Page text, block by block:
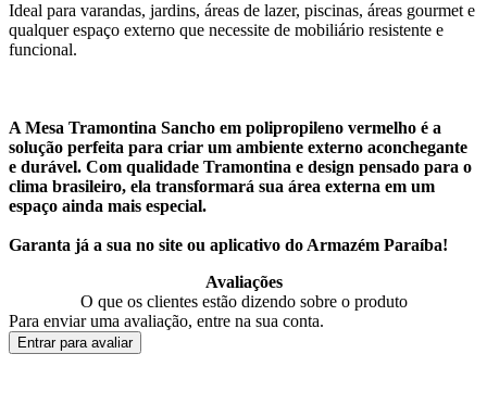
Ideal para varandas, jardins, áreas de lazer, piscinas, áreas gourmet e
qualquer espaço externo que necessite de mobiliário resistente e
funcional.
A Mesa Tramontina Sancho em polipropileno vermelho é a
solução perfeita para criar um ambiente externo aconchegante
e durável. Com qualidade Tramontina e design pensado para o
clima brasileiro, ela transformará sua área externa em um
espaço ainda mais especial.
Garanta já a sua no site ou aplicativo do Armazém Paraíba!
Avaliações
O que os clientes estão dizendo sobre o produto
Para enviar uma avaliação, entre na sua conta.
Entrar para avaliar